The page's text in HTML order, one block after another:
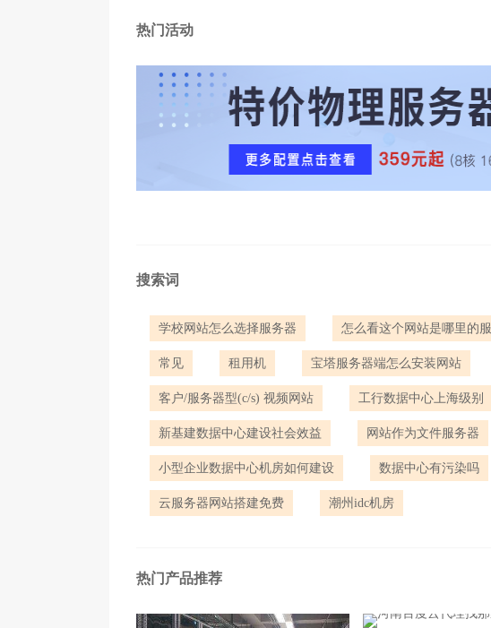
热门活动
搜索词
学校网站怎么选择服务器 怎么看这个网站是哪里的
常见 租用机 宝塔服务器端怎么安装网站
客户/服务器型(c/s) 视频网站 工行数据中心上海级别
新基建数据中心建设社会效益 网站作为文件服务器
小型企业数据中心机房如何建设 数据中心有污染吗
云服务器网站搭建免费 潮州idc机房
热门产品推荐